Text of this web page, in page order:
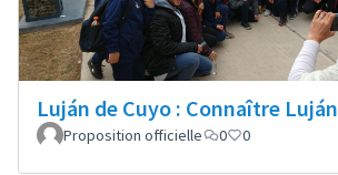
Luján de Cuyo : Connaître Luján
Proposition officielle 0 0